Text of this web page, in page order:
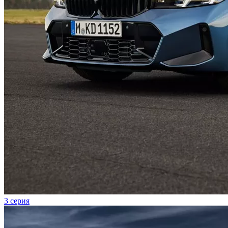
3 серия